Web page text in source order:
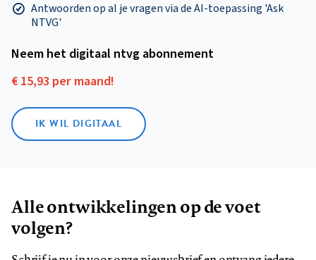
Antwoorden op al je vragen via de AI-toepassing 'Ask
NTVG'
Neem het digitaal ntvg abonnement
€ 15,93 per maand!
IK WIL DIGITAAL
Alle ontwikkelingen op de voet
volgen?